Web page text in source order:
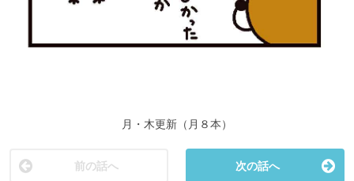
月・木更新（月８本）
前の話へ 次の話へ